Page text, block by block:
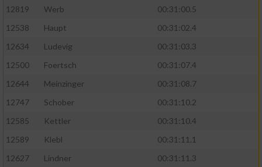
12819
Werb
00:31:00.5
12538
Haupt
00:31:02.4
12634
Ludevig
00:31:03.3
12500
Foertsch
00:31:07.4
12644
Meinzinger
00:31:08.7
12747
Schober
00:31:10.2
12585
Kettler
00:31:10.4
12589
Klebl
00:31:11.1
12627
Lindner
00:31:11.3